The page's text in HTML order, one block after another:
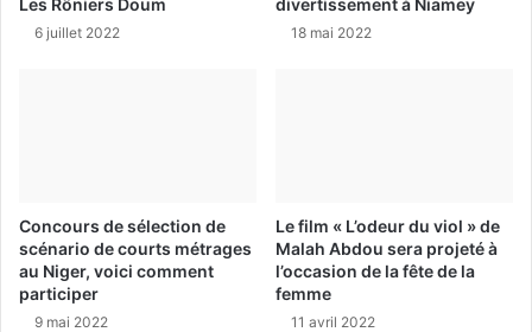
6 juillet 2022 18 mai 2022
Concours de sélection de
scénario de courts métrages
au Niger, voici comment
participer
9 mai 2022
Le film « L’odeur du viol » de
Malah Abdou sera projeté à
l’occasion de la fête de la
femme
11 avril 2022